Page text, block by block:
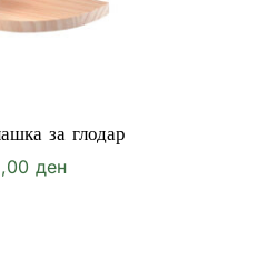
за глодар
ден